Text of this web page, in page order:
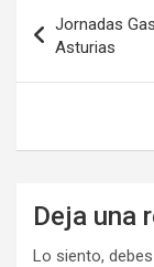
de
entradas
Jornadas
Asturias
Deja una
Lo siento,